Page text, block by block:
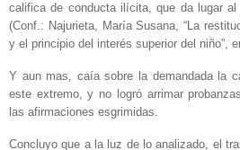
califica de conducta ilícita, que da lugar al
(Conf.: Najurieta, María Susana, “La
y el principio del interés superior del niño”,
Y aun mas, caía sobre la demandada la
este extremo, y no logró arrimar
las afirmaciones esgrimidas.
Concluyo que a la luz de lo analizado, el